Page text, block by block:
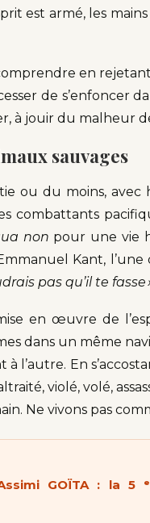
est armé, les
en
de s’enfoncer
à jouir du malheur
sauvages
ou du moins, avec
combattants
non pour une vie
Kant, l’une
s pas qu’il te fasse
en œuvre de
dans un même
à l’autre. En
violé, volé,
Ne vivons pas
GOÏTA : la